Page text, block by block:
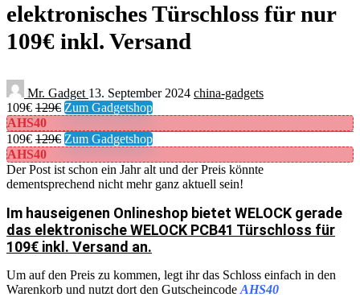
elektronisches Türschloss für nur
109€ inkl. Versand
Mr. Gadget 13. September 2024 china-gadgets
109€ 129€ Zum Gadgetshop
AHS40
109€ 129€ Zum Gadgetshop
AHS40
Der Post ist schon ein Jahr alt und der Preis könnte
dementsprechend nicht mehr ganz aktuell sein!
Im hauseigenen Onlineshop bietet WELOCK gerade
das elektronische WELOCK PCB41 Türschloss für
109€ inkl. Versand an.
Um auf den Preis zu kommen, legt ihr das Schloss einfach in den
Warenkorb und nutzt dort den Gutscheincode AHS40